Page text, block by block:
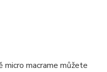
macrame můžete